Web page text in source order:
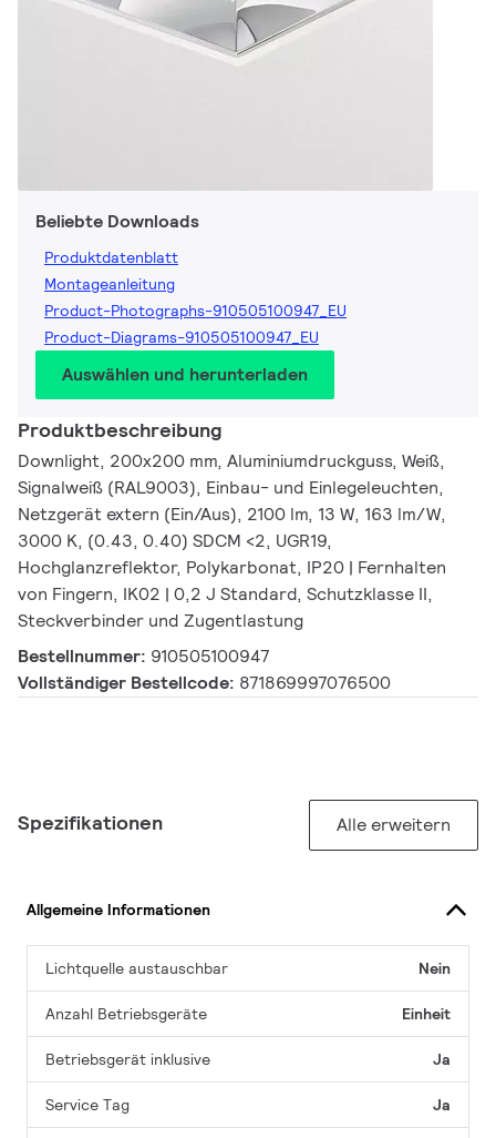
Beliebte Downloads
Produktdatenblatt
Montageanleitung
Product-Photographs-910505100947_EU
Product-Diagrams-910505100947_EU
Auswählen und herunterladen
Produktbeschreibung
Downlight, 200x200 mm, Aluminiumdruckguss, Weiß,
Signalweiß (RAL9003), Einbau- und Einlegeleuchten,
Netzgerät extern (Ein/Aus), 2100 lm, 13 W, 163 lm/W,
3000 K, (0.43, 0.40) SDCM <2, UGR19,
Hochglanzreflektor, Polykarbonat, IP20 | Fernhalten
von Fingern, IK02 | 0,2 J Standard, Schutzklasse II,
Steckverbinder und Zugentlastung
Bestellnummer: 910505100947
Vollständiger Bestellcode: 871869997076500
Spezifikationen Alle erweitern
Allgemeine Informationen
Lichtquelle austauschbar Nein
Anzahl Betriebsgeräte Einheit
Betriebsgerät inklusive Ja
Service Tag Ja